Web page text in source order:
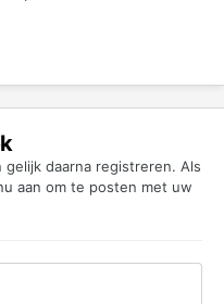
daarna registreren. Als
aan om te posten met uw